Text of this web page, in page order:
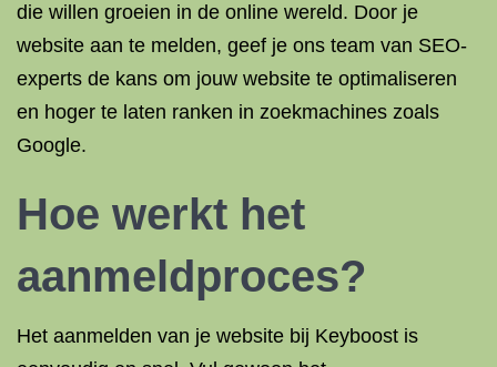
die willen groeien in de online wereld. Door je
website aan te melden, geef je ons team van SEO-
experts de kans om jouw website te optimaliseren
en hoger te laten ranken in zoekmachines zoals
Google.
Hoe werkt het
aanmeldproces?
Het aanmelden van je website bij Keyboost is